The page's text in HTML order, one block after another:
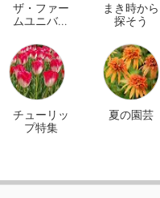
ザ・ファー
ムユニバー
イン
まき時から
探そう
チューリッ
プ特集
夏の園芸